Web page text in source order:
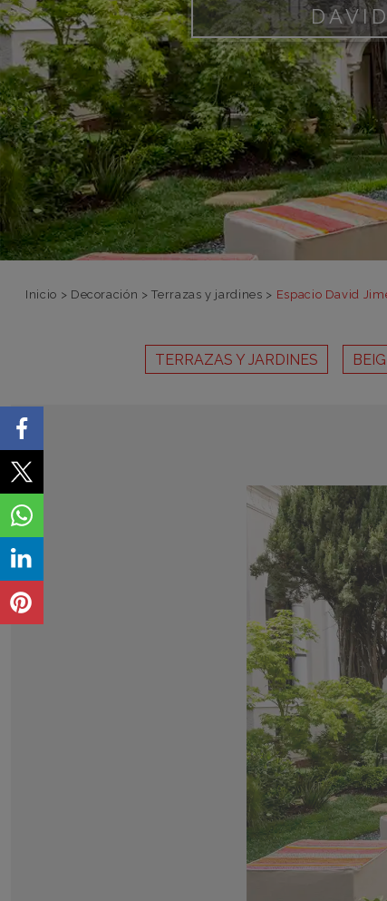
Inicio > Decoración >Terrazas y jardines > Espacio David
TERRAZAS Y JARDINES